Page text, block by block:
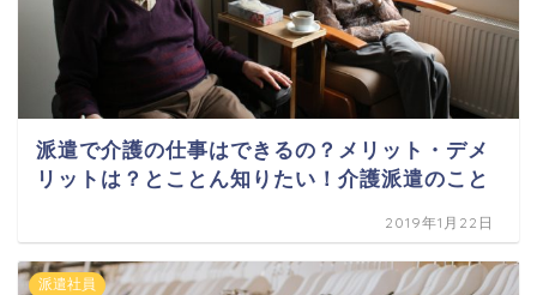
派遣で介護の仕事はできるの？メリット・デメ
リットは？とことん知りたい！介護派遣のこと
2019年1月22日
派遣社員